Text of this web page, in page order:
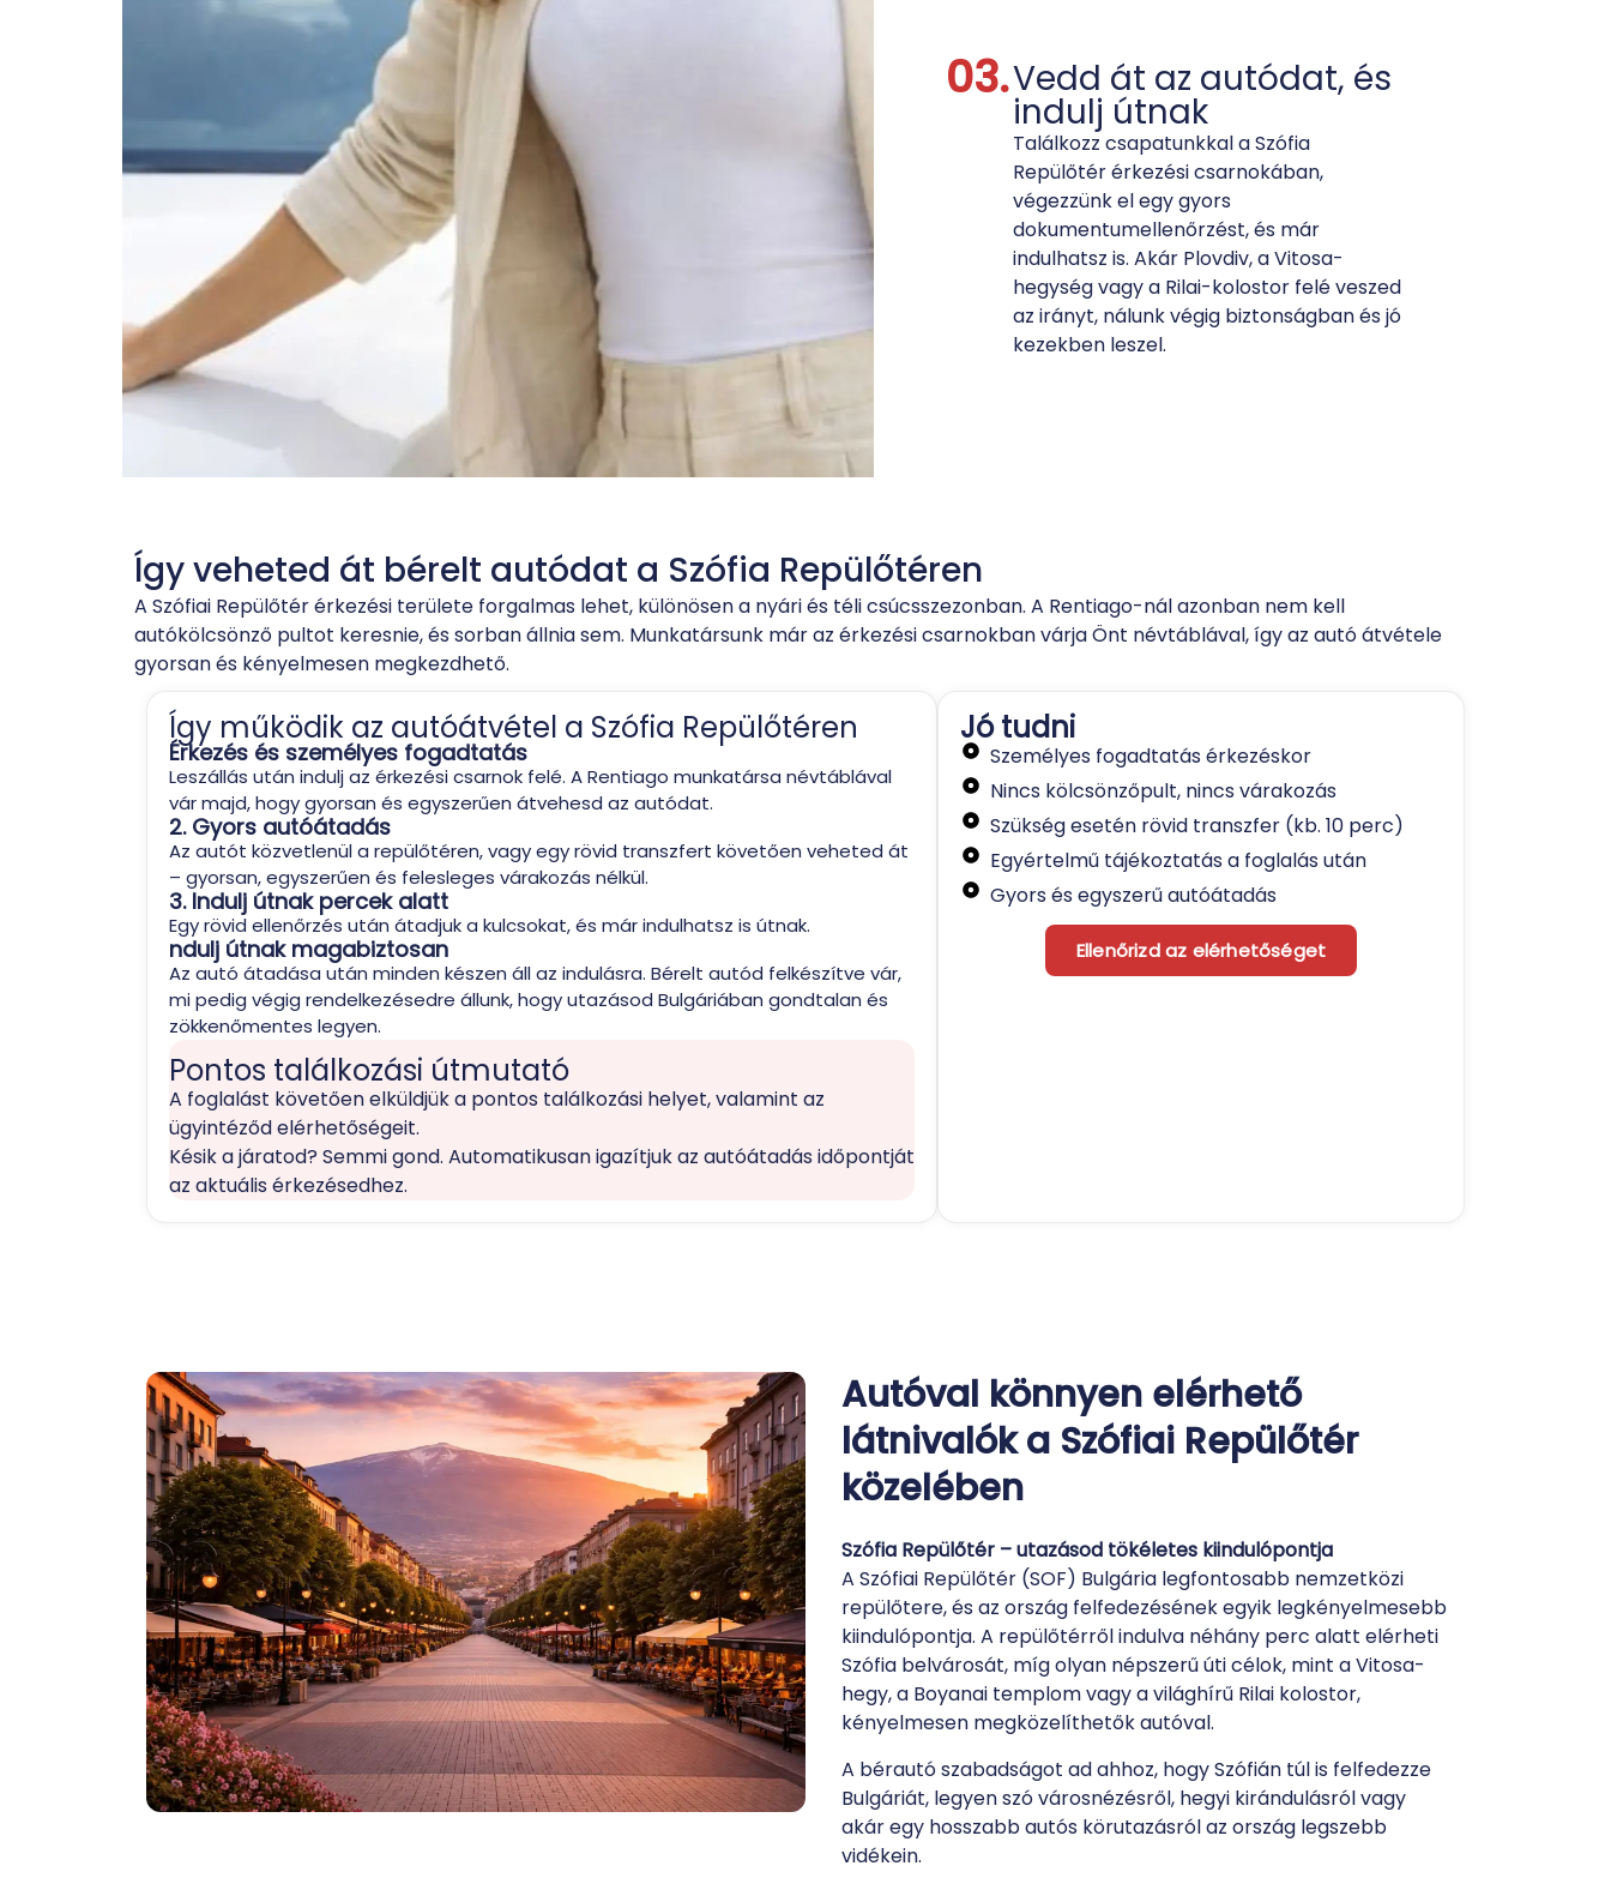
03.Vedd át az autódat, és
indulj útnak
Találkozz csapatunkkal a Szófia
Repülőtér érkezési csarnokában,
végezzünk el egy gyors
dokumentumellenőrzést, és már
indulhatsz is. Akár Plovdiv, a Vitosa-
hegység vagy a Rilai-kolostor felé veszed
az irányt, nálunk végig biztonságban és jó
kezekben leszel.
Így veheted át bérelt autódat a Szófia Repülőtéren
A Szófiai Repülőtér érkezési területe forgalmas lehet, különösen a nyári és téli csúcsszezonban. A Rentiago-nál azonban nem kell
autókölcsönző pultot keresnie, és sorban állnia sem. Munkatársunk már az érkezési csarnokban várja Önt névtáblával, így az autó átvétele
gyorsan és kényelmesen megkezdhető.
Így működik az autóátvétel a Szófia Repülőtéren
Érkezés és személyes fogadtatás
Leszállás után indulj az érkezési csarnok felé. A Rentiago munkatársa névtáblával
vár majd, hogy gyorsan és egyszerűen átvehesd az autódat.
2. Gyors autóátadás
Az autót közvetlenül a repülőtéren, vagy egy rövid transzfert követően veheted át
– gyorsan, egyszerűen és felesleges várakozás nélkül.
3. Indulj útnak percek alatt
Egy rövid ellenőrzés után átadjuk a kulcsokat, és már indulhatsz is útnak.
ndulj útnak magabiztosan
Az autó átadása után minden készen áll az indulásra. Bérelt autód felkészítve vár,
mi pedig végig rendelkezésedre állunk, hogy utazásod Bulgáriában gondtalan és
zökkenőmentes legyen.
Pontos találkozási útmutató
A foglalást követően elküldjük a pontos találkozási helyet, valamint az
ügyintéződ elérhetőségeit.
Késik a járatod? Semmi gond. Automatikusan igazítjuk az autóátadás időpontját
az aktuális érkezésedhez.
Jó tudni
Személyes fogadtatás érkezéskor
Nincs kölcsönzőpult, nincs várakozás
Szükség esetén rövid transzfer (kb. 10 perc)
Egyértelmű tájékoztatás a foglalás után
Gyors és egyszerű autóátadás
Ellenőrizd az elérhetőséget
Autóval könnyen elérhető
látnivalók a Szófiai Repülőtér
közelében
Szófia Repülőtér – utazásod tökéletes kiindulópontja
A Szófiai Repülőtér (SOF) Bulgária legfontosabb nemzetközi
repülőtere, és az ország felfedezésének egyik legkényelmesebb
kiindulópontja. A repülőtérről indulva néhány perc alatt elérheti
Szófia belvárosát, míg olyan népszerű úti célok, mint a Vitosa-
hegy, a Boyanai templom vagy a világhírű Rilai kolostor,
kényelmesen megközelíthetők autóval.
A bérautó szabadságot ad ahhoz, hogy Szófián túl is felfedezze
Bulgáriát, legyen szó városnézésről, hegyi kirándulásról vagy
akár egy hosszabb autós körutazásról az ország legszebb
vidékein.